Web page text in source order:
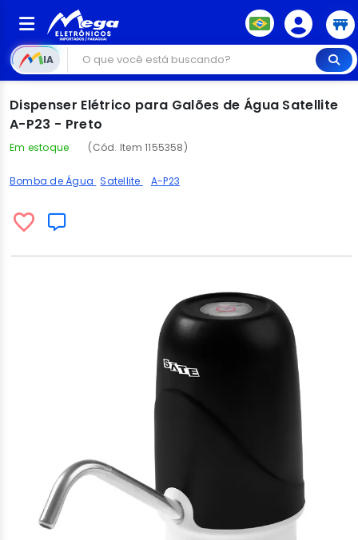
IA
Dispenser Elétrico para Galões de Água Satellite
A-P23 - Preto
Em estoque (Cód. Item 1155358)
Bomba de Água Satellite A-P23